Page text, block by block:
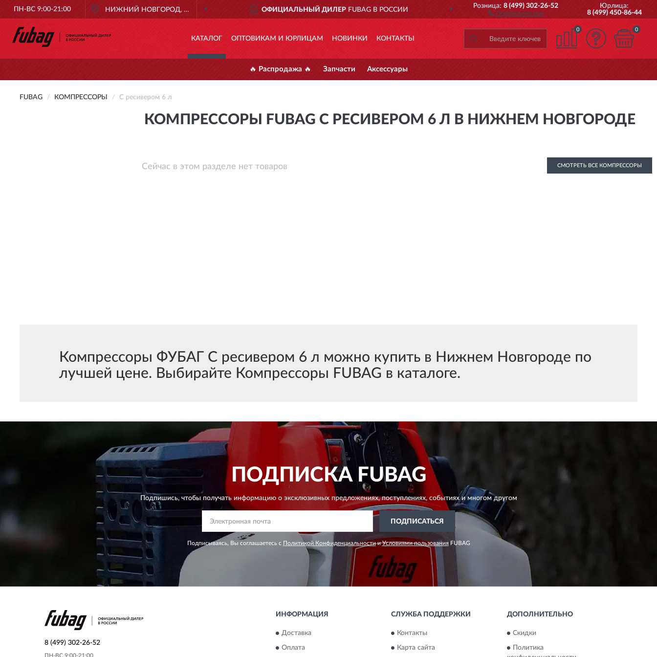
ПН-ВС 9:00-21:00 НИЖНИЙ НОВГОРОД, НИЖНИЙ НОВГОРОД ОФИЦИАЛЬНЫЙ ДИЛЕРFUBAG В РОССИИ ДОСТАВИМ ПО ВСЕЙ РОССИИ
Розница:8 (499) 302-26-52
Перезвоните мне
Юрлица:
8 (499) 450-86-44
КАТАЛОГ ОПТОВИКАМ И ЮРЛИЦАМ НОВИНКИ КОНТАКТЫ
0 0
🔥 Распродажа 🔥 Запчасти Аксессуары
FUBAG КОМПРЕССОРЫ С ресивером 6 л
КОМПРЕССОРЫ FUBAG С РЕСИВЕРОМ 6 Л В НИЖНЕМ НОВГОРОДЕ
Сейчас в этом разделе нет товаров СМОТРЕТЬ ВСЕ КОМПРЕССОРЫ
Компрессоры ФУБАГ С ресивером 6 л можно купить в Нижнем Новгороде по
лучшей цене. Выбирайте Компрессоры FUBAG в каталоге.
ПОДПИСКАFUBAG
Подпишись, чтобы получать информацию о эксклюзивных предложениях,поступлениях, событиях и многом другом
ПОДПИСАТЬСЯ
Подписываясь, Вы соглашаетесь с Политикой Конфиденциальности иУсловиями пользованияFUBAG
8 (499) 302-26-52
ПН-ВС 9:00-21:00
ИНФОРМАЦИЯ
Доставка
Оплата
СЛУЖБА ПОДДЕРЖКИ
Контакты
Карта сайта
ДОПОЛНИТЕЛЬНО
Скидки
Политика